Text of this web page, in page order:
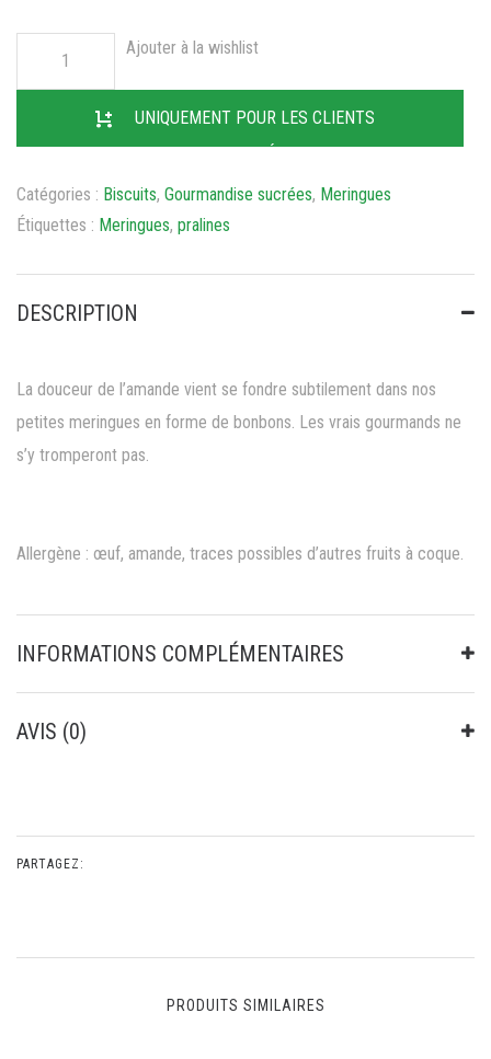
UNIQUEMENT POUR LES CLIENTS
ENREGISTRÉS
Ajouter à la wishlist
Catégories : Biscuits, Gourmandise sucrées, Meringues
Étiquettes : Meringues, pralines
DESCRIPTION
La douceur de l’amande vient se fondre subtilement dans nos
petites meringues en forme de bonbons. Les vrais gourmands ne
s’y tromperont pas.
Allergène : œuf, amande, traces possibles d’autres fruits à coque.
INFORMATIONS COMPLÉMENTAIRES
AVIS (0)
PARTAGEZ:
PRODUITS SIMILAIRES